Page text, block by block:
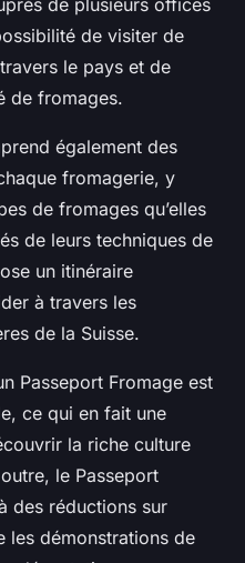
de plusieurs offices
de visiter de
le pays et de
de fromages.
également des
fromagerie, y
de fromages qu’elles
de leurs techniques de
un itinéraire
à travers les
de la Suisse.
Passeport Fromage est
ce qui en fait une
la riche culture
le Passeport
des réductions sur
les démonstrations de